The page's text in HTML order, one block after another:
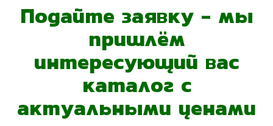
Подайте заявку - мы
пришлём
интересующий вас
каталог с
актуальными ценами